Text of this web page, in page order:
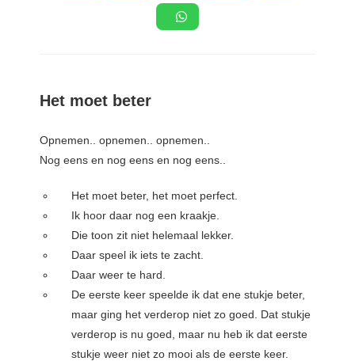
Het moet beter
Opnemen.. opnemen.. opnemen..
Nog eens en nog eens en nog eens..
Het moet beter, het moet perfect.
Ik hoor daar nog een kraakje.
Die toon zit niet helemaal lekker.
Daar speel ik iets te zacht.
Daar weer te hard.
De eerste keer speelde ik dat ene stukje beter,
maar ging het verderop niet zo goed. Dat stukje
verderop is nu goed, maar nu heb ik dat eerste
stukje weer niet zo mooi als de eerste keer.
over
gebruikt
te